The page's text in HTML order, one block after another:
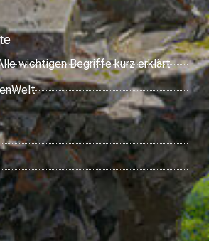
wichtigen Begriffe kurz erklärt